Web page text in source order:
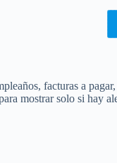
facturas a
mostrar solo si hay